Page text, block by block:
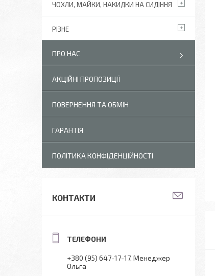
ЧОХЛИ, МАЙКИ, НАКИДКИ НА СИДІННЯ
РІЗНЕ
ПРО НАС
АКЦІЙНІ ПРОПОЗИЦІЇ
ПОВЕРНЕННЯ ТА ОБМІН
ГАРАНТІЯ
ПОЛІТИКА КОНФІДЕНЦІЙНОСТІ
КОНТАКТИ
+380 (95) 647-17-17 Менеджер
Ольга